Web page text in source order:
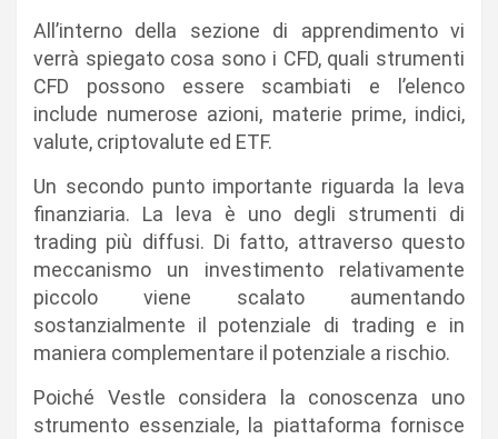
All’interno della sezione di apprendimento vi
verrà spiegato cosa sono i CFD, quali strumenti
CFD possono essere scambiati e l’elenco
include numerose azioni, materie prime, indici,
valute, criptovalute ed ETF.
Un secondo punto importante riguarda la leva
finanziaria. La leva è uno degli strumenti di
trading più diffusi. Di fatto, attraverso questo
meccanismo un investimento relativamente
piccolo viene scalato aumentando
sostanzialmente il potenziale di trading e in
maniera complementare il potenziale a rischio.
Poiché Vestle considera la conoscenza uno
strumento essenziale, la piattaforma fornisce